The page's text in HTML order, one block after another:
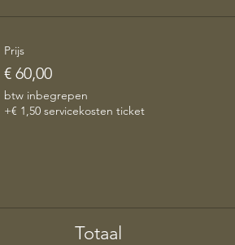
Prijs
€ 60,00
btw inbegrepen
+€ 1,50 servicekosten ticket
Totaal